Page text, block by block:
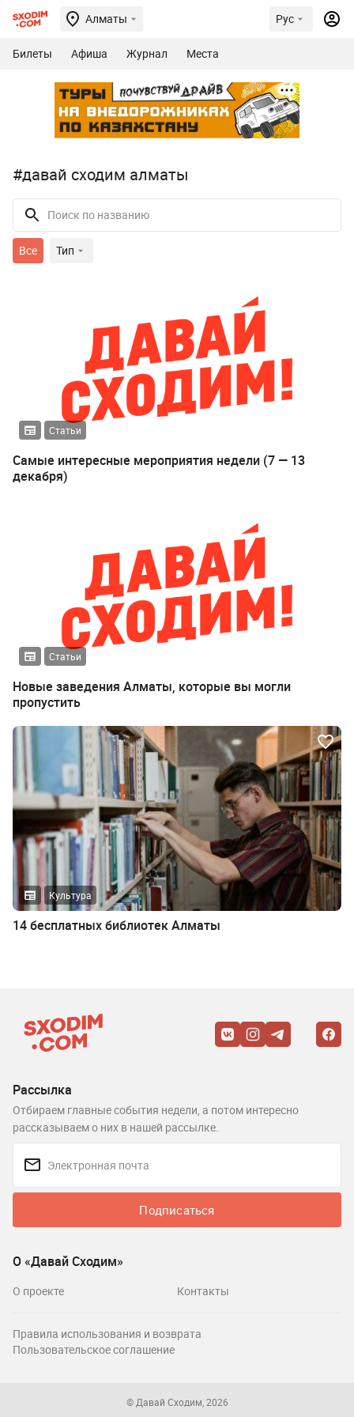
Алматы Рус
Билеты Афиша Журнал Места
#давай сходим алматы
Все Тип
Статьи
Самые интересные мероприятия недели (7 — 13
декабря)
Статьи
Новые заведения Алматы, которые вы могли
пропустить
Культура
14 бесплатных библиотек Алматы
Рассылка
Отбираем главные события недели, а потом интересно
рассказываем о них в нашей рассылке.
Подписаться
О «Давай Сходим»
О проекте Контакты
Правила использования и возврата
Пользовательское соглашение
© Давай Сходим, 2026